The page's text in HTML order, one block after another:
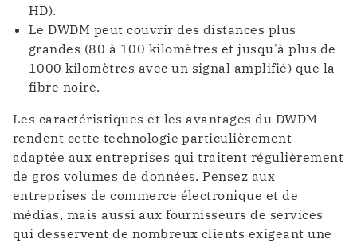
HD).
Le DWDM peut couvrir des distances plus
grandes (80 à 100 kilomètres et jusqu'à plus de
1000 kilomètres avec un signal amplifié) que la
fibre noire.
Les caractéristiques et les avantages du DWDM
rendent cette technologie particulièrement
adaptée aux entreprises qui traitent régulièrement
de gros volumes de données. Pensez aux
entreprises de commerce électronique et de
médias, mais aussi aux fournisseurs de services
qui desservent de nombreux clients exigeant une